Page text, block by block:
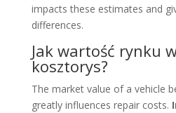
impacts these estimates and
differences.
Jak wartość rynku
kosztorys?
The market value of a vehicle
greatly influences repair costs.